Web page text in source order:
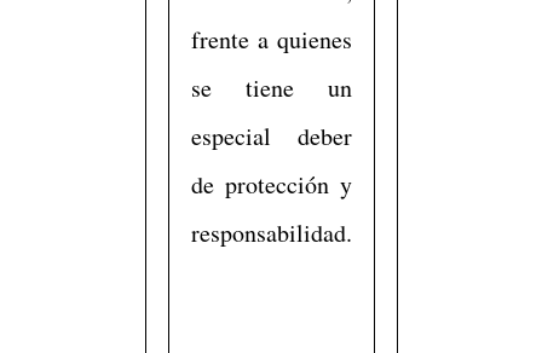
frente a quienes
se tiene un
especial deber
de protección y
responsabilidad.